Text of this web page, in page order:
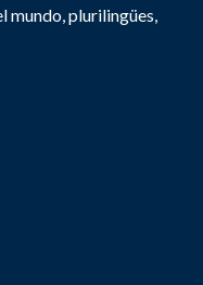
mundo, plurilingües,